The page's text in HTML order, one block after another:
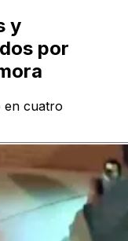
y
por
en cuatro